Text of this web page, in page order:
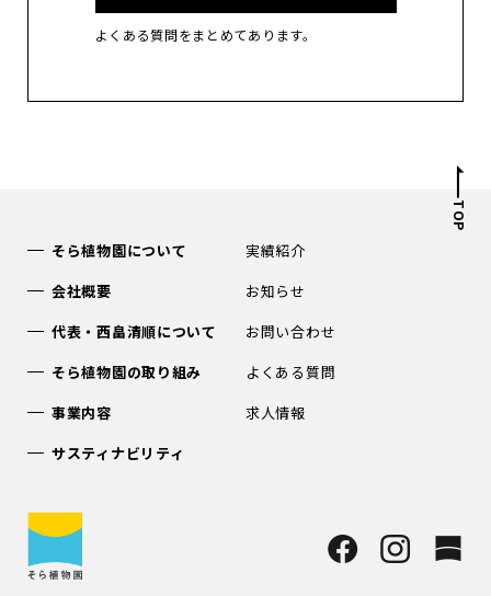
よくある質問をまとめてあります。
TOP
そら植物園について
会社概要
代表・西畠清順について
そら植物園の取り組み
事業内容
サスティナビリティ
実績紹介
お知らせ
お問い合わせ
よくある質問
求人情報